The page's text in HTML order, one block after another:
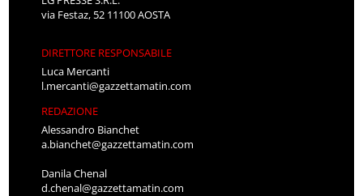
via Festaz, 52 11100 AOSTA
DIRETTORE RESPONSABILE
Luca Mercanti
l.mercanti@gazzettamatin.com
REDAZIONE
Alessandro Bianchet
a.bianchet@gazzettamatin.com
Danila Chenal
d.chenal@gazzettamatin.com